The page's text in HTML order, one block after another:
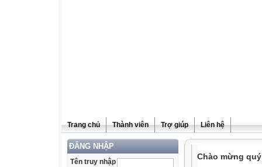
Trang chủ Thành viên Trợ giúp Liên hệ
ĐĂNG NHẬP
Tên truy nhập
Chào mừng